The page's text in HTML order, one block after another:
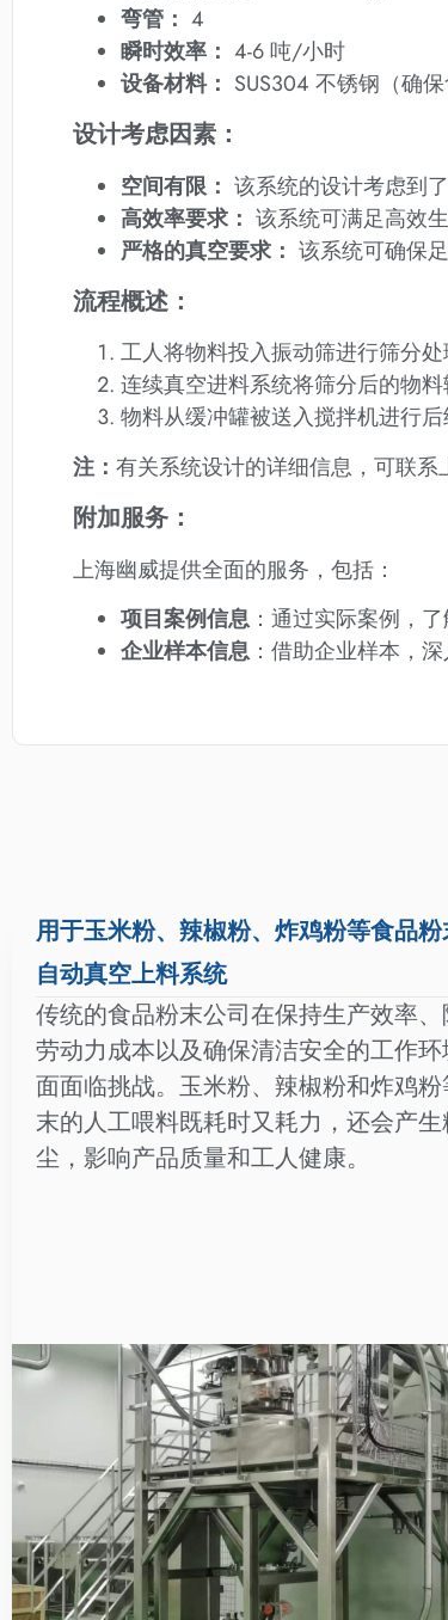
弯管： 4
瞬时效率： 4-6 吨/小时
设备材料： SUS304 不锈钢（确
设计考虑因素：
空间有限： 该系统的设计考虑到
高效率要求： 该系统可满足高效
严格的真空要求： 该系统可确保
流程概述：
工人将物料投入振动筛进行筛分
连续真空进料系统将筛分后的物
物料从缓冲罐被送入搅拌机进行
注： 有关系统设计的详细信息，可联系
附加服务：
上海幽威提供全面的服务，包括：
项目案例信息 ：通过实际案例，
企业样本信息 ：借助企业样本，
用于玉米粉、辣椒粉、炸鸡粉等食品粉
自动真空上料系统
传统的食品粉末公司在保持生产效率
劳动力成本以及确保清洁安全的工作
面面临挑战。玉米粉、辣椒粉和炸鸡粉
末的人工喂料既耗时又耗力，还会产生
尘，影响产品质量和工人健康。